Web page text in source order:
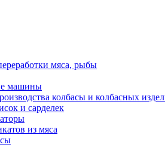
мяса, рыбы
машины
колбасы и колбасных
и сарделек
из мяса